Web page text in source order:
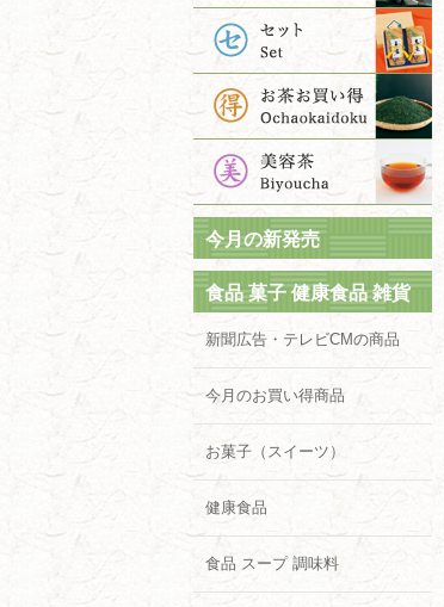
今月の新発売
食品 菓子 健康食品 雑貨
新聞広告・テレビCMの商品
今月のお買い得商品
お菓子（スイーツ）
健康食品
食品 スープ 調味料